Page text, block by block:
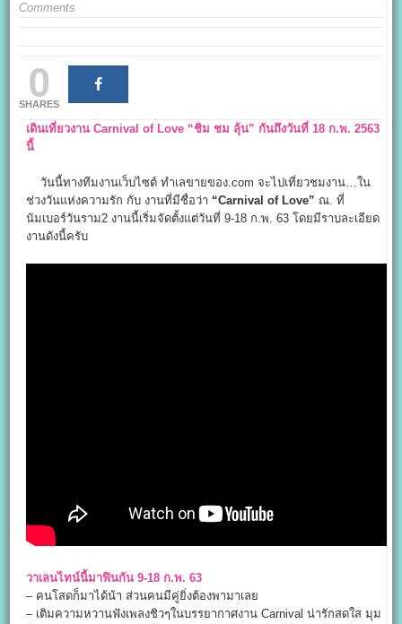
Comments
0
SHARES
เดินเที่ยวงาน Carnival of Love “ชิม ชม ลุ้น” กันถึงวันที่ 18 ก.พ. 2563
นี้
วันนี้ทางทีมงานเว็บไซต์ ทำเลขายของ.com จะไปเที่ยวชมงาน…ใน
ช่วงวันแห่งความรัก กับ งานที่มีชื่อว่า “Carnival of Love” ณ. ที่
นัมเบอร์วันราม2 งานนี้เริ่มจัดตั้งแต่วันที่ 9-18 ก.พ. 63 โดยมีราบละเอียด
งานดังนี้ครับ
วาเลนไทน์นี้มาฟินกัน 9-18 ก.พ. 63
– คนโสดก็มาได้น้า ส่วนคนมีคู่ยิ่งต้องพามาเลย
– เติมความหวานฟังเพลงชิวๆในบรรยากาศงาน Carnival น่ารักสดใส มุม